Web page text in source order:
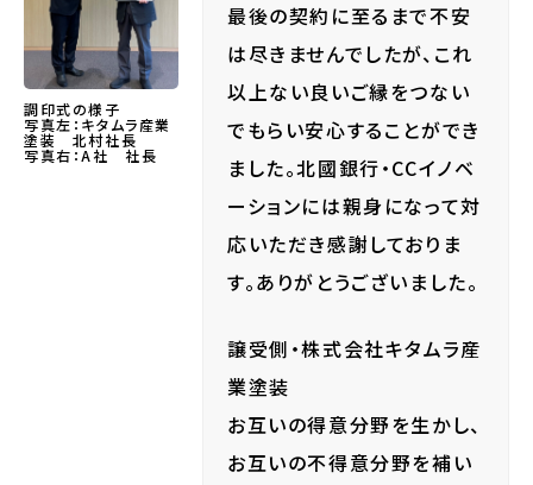
調印式の様子
写真左：キタムラ産業
塗装 北村社長
写真右：A社 社長
最後の契約に至るまで不安
は尽きませんでしたが、これ
以上ない良いご縁をつない
でもらい安心することができ
ました。北國銀行・CCイノベ
ーションには親身になって対
応いただき感謝しておりま
す。ありがとうございました。
譲受側・株式会社キタムラ産
業塗装
お互いの得意分野を生かし、
お互いの不得意分野を補い